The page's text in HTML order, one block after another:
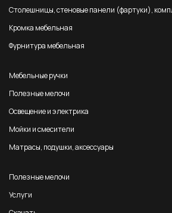
Столешницы, стеновые панели (фартуки),
Кромка мебельная
Фурнитура мебельная
Мебельные ручки
Полезные мелочи
Освещение и электрика
Мойки и смесители
Матрасы, подушки, аксессуары
Полезные мелочи
Услуги